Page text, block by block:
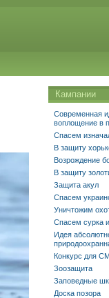
Кампании
Современная
воплощение в
Спасем
В защиту
Возрождение
В защиту
Защита акул
Спасем
Уничтожим
Спасем сурка
Идея
Конкурс для
Зоозащита
Заповедные
Доска позора